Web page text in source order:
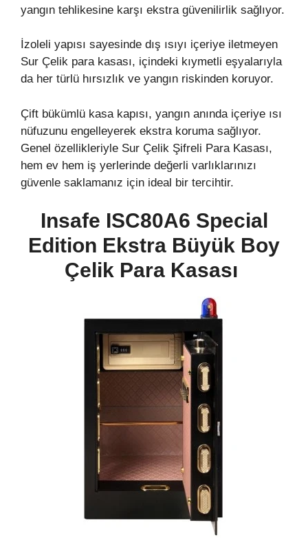
yangın tehlikesine karşı ekstra güvenilirlik sağlıyor.
İzoleli yapısı sayesinde dış ısıyı içeriye iletmeyen
Sur Çelik para kasası, içindeki kıymetli eşyalarıyla
da her türlü hırsızlık ve yangın riskinden koruyor.
Çift bükümlü kasa kapısı, yangın anında içeriye ısı
nüfuzunu engelleyerek ekstra koruma sağlıyor.
Genel özellikleriyle Sur Çelik Şifreli Para Kasası,
hem ev hem iş yerlerinde değerli varlıklarınızı
güvenle saklamanız için ideal bir tercihtir.
Insafe ISC80A6 Special
Edition Ekstra Büyük Boy
Çelik Para Kasası